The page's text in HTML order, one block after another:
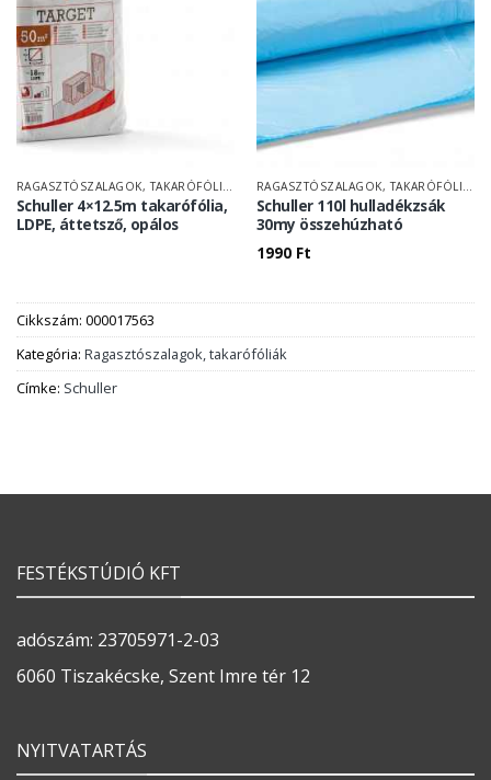
RAGASZTÓSZALAGOK, TAKARÓFÓLIÁK
Schuller 4×12.5m takarófólia,
LDPE, áttetsző, opálos
RAGASZTÓSZALAGOK, TAKARÓFÓLIÁK
Schuller 110l hulladékzsák
30my összehúzható
1990 Ft
Cikkszám: 000017563
Kategória: Ragasztószalagok, takarófóliák
Címke: Schuller
FESTÉKSTÚDIÓ KFT
adószám: 23705971-2-03
6060 Tiszakécske, Szent Imre tér 12
NYITVATARTÁS